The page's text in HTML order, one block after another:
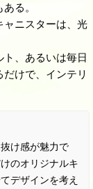
る。
ャニスターは、光
、あるいは毎日
けで、インテリ
け感が魅力で
のオリジナルキ
デザインを考え